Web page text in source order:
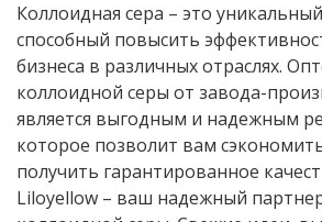
Коллоидная сера – это
способный повысить
бизнеса в различных отраслях.
коллоидной серы от завода-
является выгодным и надежным
которое позволит вам
получить гарантированное
Liloyellow – ваш надежный